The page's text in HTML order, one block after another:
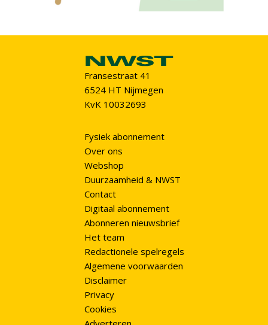
Fransestraat 41
6524 HT Nijmegen
KvK 10032693
Fysiek abonnement
Over ons
Webshop
Duurzaamheid & NWST
Contact
Digitaal abonnement
Abonneren nieuwsbrief
Het team
Redactionele spelregels
Algemene voorwaarden
Disclaimer
Privacy
Cookies